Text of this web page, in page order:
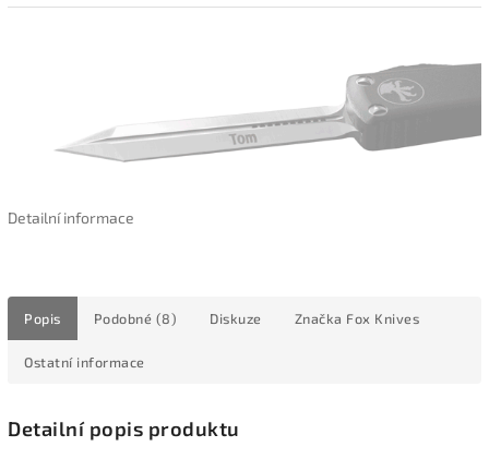
Detailní informace
Popis Podobné (8) Diskuze Značka Fox Knives
Ostatní informace
Detailní popis produktu